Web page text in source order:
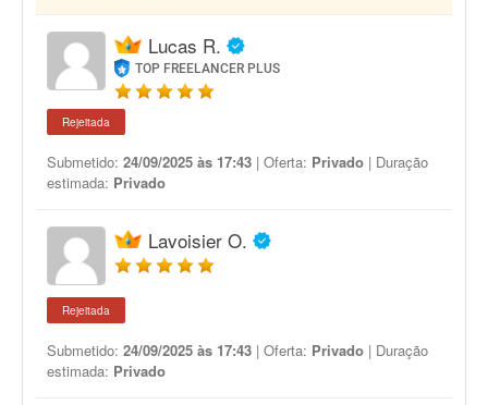
Lucas R.
TOP FREELANCER PLUS
Rejeitada
Submetido: 24/09/2025 às 17:43 | Oferta: Privado | Duração
estimada: Privado
Lavoisier O.
Rejeitada
Submetido: 24/09/2025 às 17:43 | Oferta: Privado | Duração
estimada: Privado